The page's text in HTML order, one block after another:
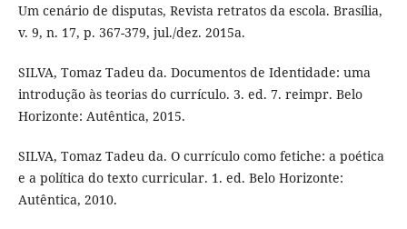
Um cenário de disputas, Revista retratos da escola. Brasília,
v. 9, n. 17, p. 367-379, jul./dez. 2015a.
SILVA, Tomaz Tadeu da. Documentos de Identidade: uma
introdução às teorias do currículo. 3. ed. 7. reimpr. Belo
Horizonte: Autêntica, 2015.
SILVA, Tomaz Tadeu da. O currículo como fetiche: a poética
e a política do texto curricular. 1. ed. Belo Horizonte:
Autêntica, 2010.